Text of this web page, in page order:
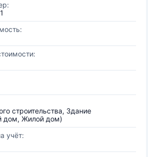
строительства, Здание
дом, Жилой дом)
учёт: